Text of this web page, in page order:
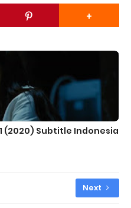
(2020) Subtitle Indonesia
Next